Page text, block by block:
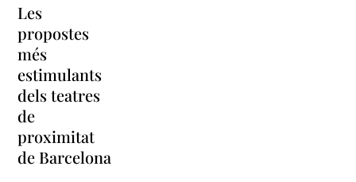
Les
propostes
més
estimulants
dels teatres
de
proximitat
de Barcelona